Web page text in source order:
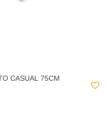
CASUAL 75CM